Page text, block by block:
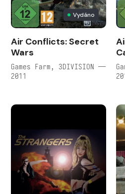
Vydáno
Air Conflicts: Secret
Wars
Games Farm, 3DIVISION —
2011